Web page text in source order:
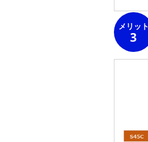
メリット
3